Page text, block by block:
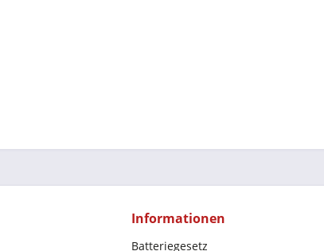
Informationen
Batteriegesetz